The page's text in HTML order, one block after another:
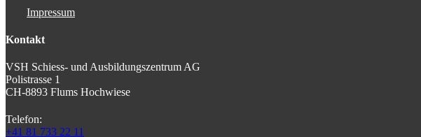
Impressum
Kontakt
VSH Schiess- und Ausbildungszentrum AG
Polistrasse 1
CH-8893 Flums Hochwiese
Telefon:
+41 81 733 22 11